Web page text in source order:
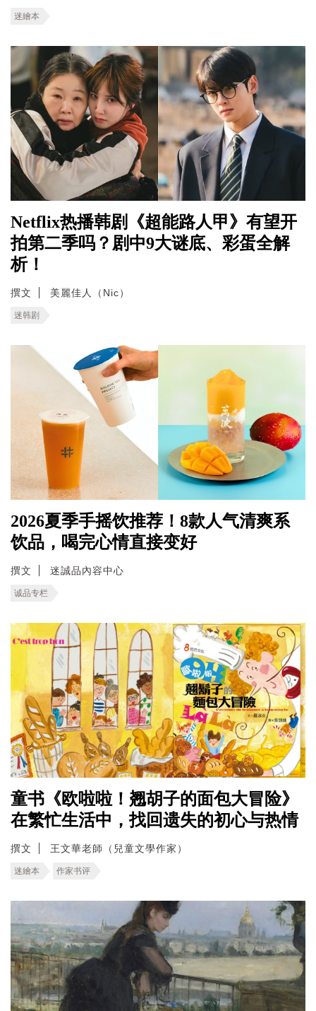
迷繪本
Netflix热播韩剧《超能路人甲》有望开
拍第二季吗？剧中9大谜底、彩蛋全解
析！
撰文 美麗佳人（Nic）
迷韩剧
2026夏季手摇饮推荐！8款人气清爽系
饮品，喝完心情直接变好
撰文 迷誠品內容中心
诚品专栏
童书《欧啦啦！翘胡子的面包大冒险》
在繁忙生活中，找回遗失的初心与热情
撰文 王文華老師（兒童文學作家）
迷繪本 作家书评